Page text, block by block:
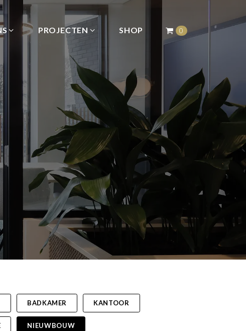
PROJECTEN SHOP 0
BADKAMER KANTOOR
NIEUWBOUW